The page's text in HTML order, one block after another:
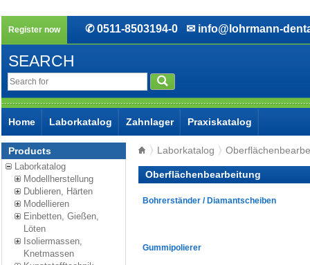
Register now ✆ 0511-8503194-0 ✉ info@lohrmann-
SEARCH
Home Laborkatalog Zahnlager Praxiskatalog
Products
Laborkatalog
Modellherstellung
Dublieren, Härten
Modellieren
Einbetten, Gießen,
Löten
Isoliermassen,
Knetmassen
Laborkatalog
Oberflächenbearbeitung
Bohrerständer / Diamantscheiben
Gummipolierer